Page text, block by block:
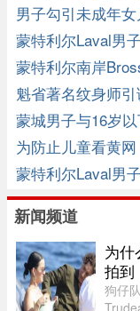
男子勾引未成年
蒙特利尔Laval男
蒙特利尔南岸
多受害者
魁省著名纹身师
蒙城男子与16岁
为防止儿童看黄
蒙特利尔Laval男
新闻频道
为什
拍到
狗仔